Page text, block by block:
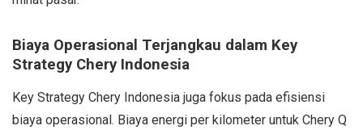
Biaya Operasional Terjangkau dalam Key
Strategy Chery Indonesia
Key Strategy Chery Indonesia juga fokus pada efisiensi
biaya operasional. Biaya energi per kilometer untuk Chery Q